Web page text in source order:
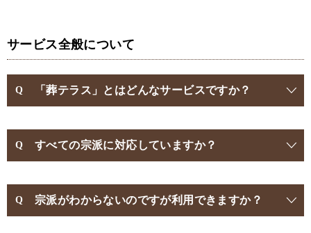
サービス全般について
「葬テラス」とはどんなサービスですか？
すべての宗派に対応していますか？
宗派がわからないのですが利用できますか？